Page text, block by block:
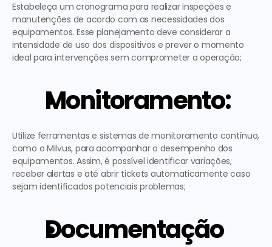
Estabeleça um cronograma para realizar inspeções e
manutenções de acordo com as necessidades dos
equipamentos. Esse planejamento deve considerar a
intensidade de uso dos dispositivos e prever o momento
ideal para intervenções sem comprometer a operação;
Monitoramento:
Utilize ferramentas e sistemas de monitoramento contínuo,
como o Milvus, para acompanhar o desempenho dos
equipamentos. Assim, é possível identificar variações,
receber alertas e até abrir tickets automaticamente caso
sejam identificados potenciais problemas;
Documentação